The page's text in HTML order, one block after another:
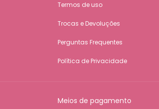
Termos de uso
Trocas e Devoluções
Perguntas Frequentes
Política de Privacidade
Meios de pagamento